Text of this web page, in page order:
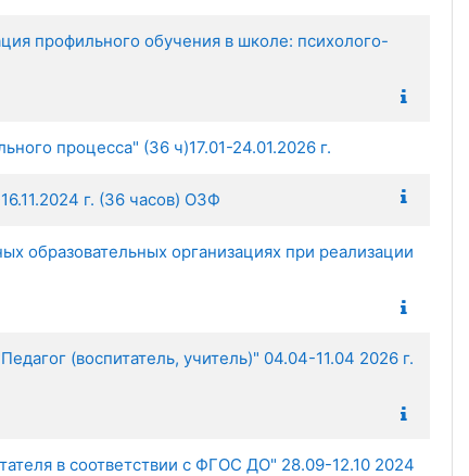
профильного обучения в школе: психолого-
процесса" (36 ч)17.01-24.01.2026 г.
г. (36 часов) ОЗФ
образовательных организациях при реализации
(воспитатель, учитель)" 04.04-11.04 2026 г.
в соответствии с ФГОС ДО" 28.09-12.10 2024